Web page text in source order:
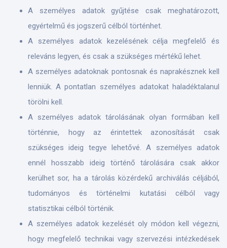
A személyes adatok gyűjtése csak meghatározott,
egyértelmű és jogszerű célból történhet.
A személyes adatok kezelésének célja megfelelő és
releváns legyen, és csak a szükséges mértékű lehet.
A személyes adatoknak pontosnak és naprakésznek kell
lenniük. A pontatlan személyes adatokat haladéktalanul
törölni kell.
A személyes adatok tárolásának olyan formában kell
történnie, hogy az érintettek azonosítását csak
szükséges ideig tegye lehetővé. A személyes adatok
ennél hosszabb ideig történő tárolására csak akkor
kerülhet sor, ha a tárolás közérdekű archiválás céljából,
tudományos és történelmi kutatási célból vagy
statisztikai célból történik.
A személyes adatok kezelését oly módon kell végezni,
hogy megfelelő technikai vagy szervezési intézkedések